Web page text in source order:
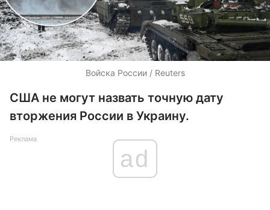
Войска России / Reuters
США не могут назвать точную дату
вторжения России в Украину.
Реклама
ad